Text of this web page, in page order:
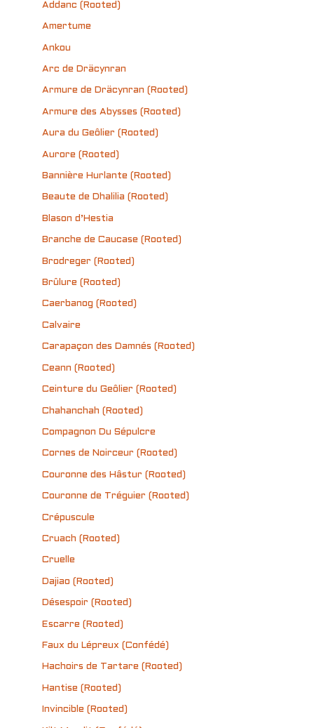
Addanc (Rooted)
Amertume
Ankou
Arc de Dräcynran
Armure de Dräcynran (Rooted)
Armure des Abysses (Rooted)
Aura du Geôlier (Rooted)
Aurore (Rooted)
Bannière Hurlante (Rooted)
Beaute de Dhalilia (Rooted)
Blason d’Hestia
Branche de Caucase (Rooted)
Brodreger (Rooted)
Brûlure (Rooted)
Caerbanog (Rooted)
Calvaire
Carapaçon des Damnés (Rooted)
Ceann (Rooted)
Ceinture du Geôlier (Rooted)
Chahanchah (Rooted)
Compagnon Du Sépulcre
Cornes de Noirceur (Rooted)
Couronne des Hâstur (Rooted)
Couronne de Tréguier (Rooted)
Crépuscule
Cruach (Rooted)
Cruelle
Dajiao (Rooted)
Désespoir (Rooted)
Escarre (Rooted)
Faux du Lépreux (Confédé)
Hachoirs de Tartare (Rooted)
Hantise (Rooted)
Invincible (Rooted)